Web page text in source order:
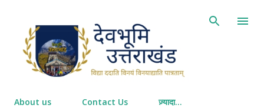
About us Contact Us ज़्यादा…